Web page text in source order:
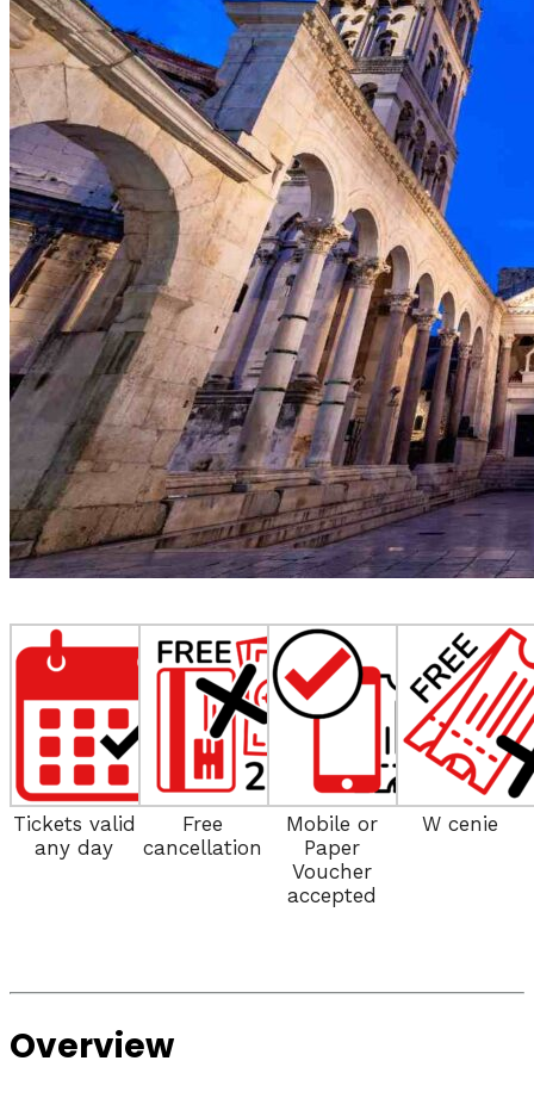
Tickets valid
any day
Free
cancellation
Mobile or
Paper
Voucher
accepted
W cenie
Overview